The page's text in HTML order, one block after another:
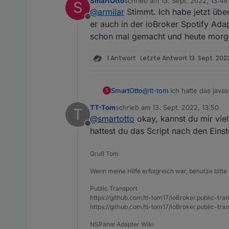
@smartottosagte in
@niiccooo1 Ja, ich nutze
Hmm, das sieht mein
Der Sonos ist aber im
relevanten Datenpunkt mehr
switchen.
Der Sonos Adapter hat aus
S
Offline
zuletzt editiert von
@armilar Stimmt. Ich habe jetzt
er auch in der ioBroker Spotify
schon mal gemacht und heute
1 Antwort Letzte Antwort 13. Sept.
S SmartOtto@tt-tom Ich hatte das
T
Offline
TT-Tomschrieb am 13. Sept. 2022, 13:50
zuletzt editiert von
@smartotto okay, kannst du mir
hattest du das Script nach den
Gruß Tom
Wenn meine Hilfe erfolgreich war, benutze
Public Transport
https://github.com/tt-tom17/ioBroker.public-
https://github.com/tt-tom17/ioBroker.public-
NSPanel Adapter Wiki